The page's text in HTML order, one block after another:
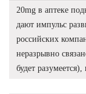
20mg в аптеке
дают импульс
российских
неразрывно
будет